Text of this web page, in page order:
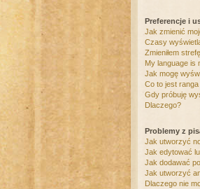
Preferencje i
Jak zmienić
Czasy
Zmieniłem
My language is
Jak mogę
Co to jest
Gdy próbuję
Dlaczego?
Problemy z
Jak utworzyć
Jak edytować
Jak dodawać
Jak utworzyć
Dlaczego nie